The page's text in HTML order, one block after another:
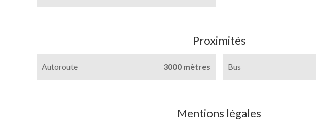
Proximités
Autoroute 3000 mètres Bus
Mentions légales